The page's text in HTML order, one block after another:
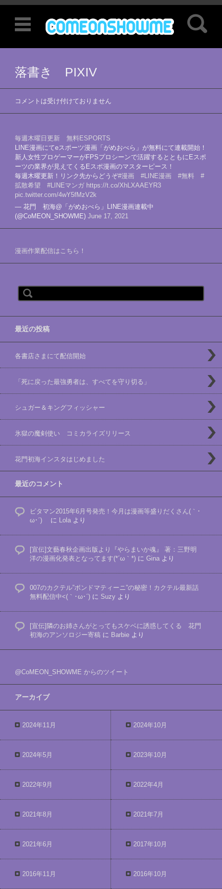
検索:
コンテンツに移動
落書き PIXIV
コメントは受け付けておりません
毎週木曜日更新 無料ESPORTS
LINE漫画にてeスポーツ漫画「がめおべら」が無料にて連載開始！
新人女性プロゲーマーがFPSプロシーンで活躍するとともにEスポ
ーツの業界が見えてくるEスポ漫画のマスターピース！
毎週木曜更新！リンク先からどうぞ#漫画 #LINE漫画 #無料
#
拡散希望
#LINEマンガ https://t.co/XhLXAAEYR3
pic.twitter.com/4wY5fMzV2k
— 花門 初海@「がめおべら」LINE漫画連載中
(@CoMEON_SHOWME) June 17, 2021
漫画作業配信はこちら！
検索:
最近の投稿
各書店さまにて配信開始
「死に戻った最強勇者は、すべてを守り切る」
シュガー＆キングフィッシャー
氷獄の魔剣使い コミカライズリリース
花門初海インスタはじめました
最近のコメント
ビタマン2015年6月号発売！今月は漫画等盛りだくさん(｀･
ω･´)ゞ
に Lola より
[宣伝]文藝春秋企画出版より『やらまいか魂』 著：三野明
洋の漫画化発表となってます(*´ω｀*) に Gina より
007のカクテル”ボンドマティーニ”の秘密！カクテル最新話
無料配信中<(｀･ω･´) に Suzy より
[宣伝]隣のお姉さんがとってもスケベに誘惑してくる 花門
初海のアンソロジー寄稿 に Barbie より
@CoMEON_SHOWME からのツイート
アーカイブ
2024年11月 2024年10月
2024年5月 2023年10月
2022年9月 2022年4月
2021年8月 2021年7月
2021年6月 2017年10月
2016年11月 2016年10月